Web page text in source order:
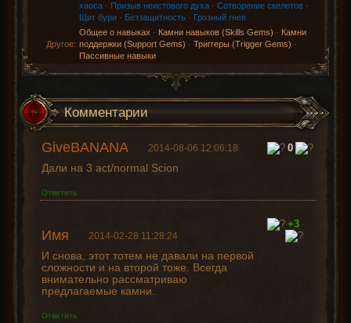
хаоса· Призыв неистового духа· Сотворение скелетов·
Щит бури· Беззащитность· Грозный гнев
Другое:
Общее о навыках · Камни навыков (Skills Gems) · Камни
поддержки (Support Gems) · Триггеры (Trigger Gems) ·
Пассивные навыки
Комментарии
GiveBANANA 2014-08-06 12:06:18
Дали на 3 act/normal Scion
Ответить
0
Имя 2014-02-28 11:28:24
И снова, этот тотем не давали на первой
сложности и на второй тоже. Всегда
внимательно рассматриваю
предлагаемые камни.
Ответить
+3